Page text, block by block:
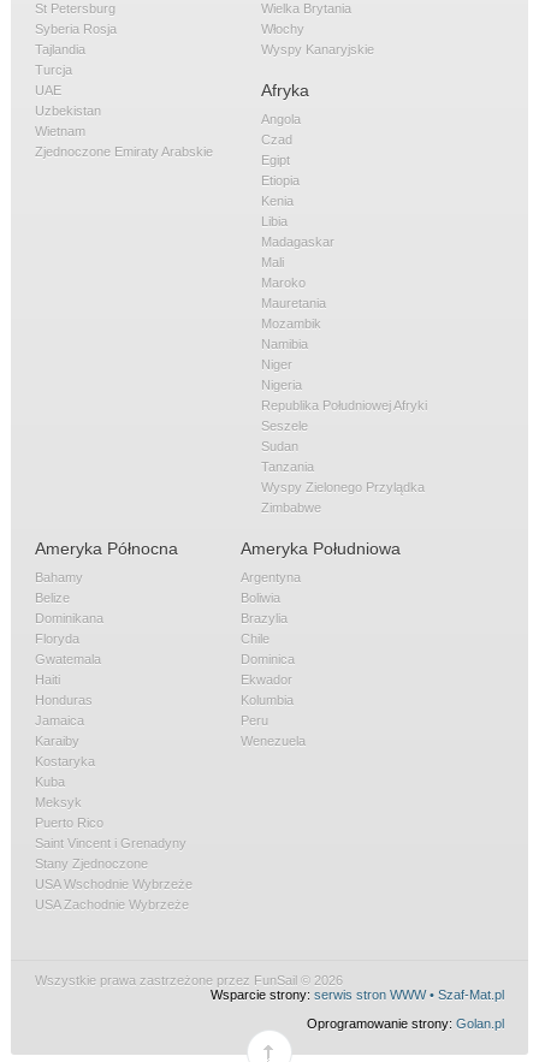
St Petersburg
Syberia Rosja
Tajlandia
Turcja
UAE
Uzbekistan
Wietnam
Zjednoczone Emiraty Arabskie
Wielka Brytania
Włochy
Wyspy Kanaryjskie
Afryka
Angola
Czad
Egipt
Etiopia
Kenia
Libia
Madagaskar
Mali
Maroko
Mauretania
Mozambik
Namibia
Niger
Nigeria
Republika Południowej Afryki
Seszele
Sudan
Tanzania
Wyspy Zielonego Przylądka
Zimbabwe
Ameryka Północna
Bahamy
Belize
Dominikana
Floryda
Gwatemala
Haiti
Honduras
Jamaica
Karaiby
Kostaryka
Kuba
Meksyk
Puerto Rico
Saint Vincent i Grenadyny
Stany Zjednoczone
USA Wschodnie Wybrzeże
USA Zachodnie Wybrzeże
Ameryka Południowa
Argentyna
Boliwia
Brazylia
Chile
Dominica
Ekwador
Kolumbia
Peru
Wenezuela
Wszystkie prawa zastrzeżone przez FunSail © 2026
Wsparcie strony:serwis stron WWW • Szaf-Mat.pl
Oprogramowanie strony:Golan.pl